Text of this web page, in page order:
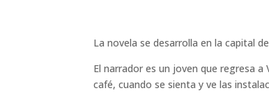
La novela se desarrolla en la capital
El narrador es un joven que regresa a
café, cuando se sienta y ve las